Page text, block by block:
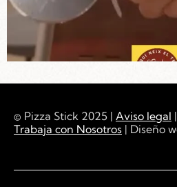
© Pizza Stick 2025 | Aviso legal |
Trabaja con Nosotros | Diseño